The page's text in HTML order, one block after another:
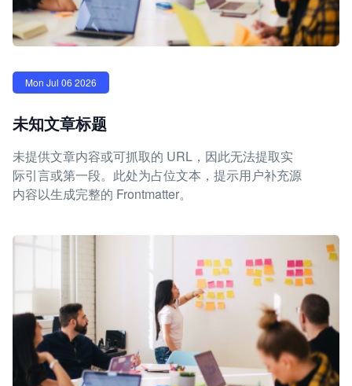
Mon Jul 06 2026
未知文章标题
未提供文章内容或可抓取的 URL，因此无法提取实
际引言或第一段。此处为占位文本，提示用户补充源
内容以生成完整的 Frontmatter。